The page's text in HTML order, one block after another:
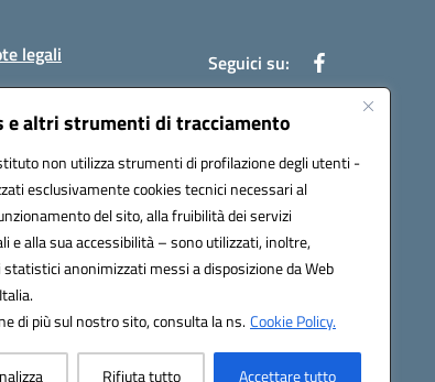
e altri strumenti di tracciamento
non utilizza strumenti di profilazione degli utenti -
esclusivamente cookies tecnici necessari al
del sito, alla fruibilità dei servizi
e alla sua accessibilità – sono utilizzati, inoltre,
anonimizzati messi a disposizione da Web
di più sul nostro sito, consulta la ns.Cookie Policy.
Rifiuta tutto Accettare tutto
legali Seguici su: